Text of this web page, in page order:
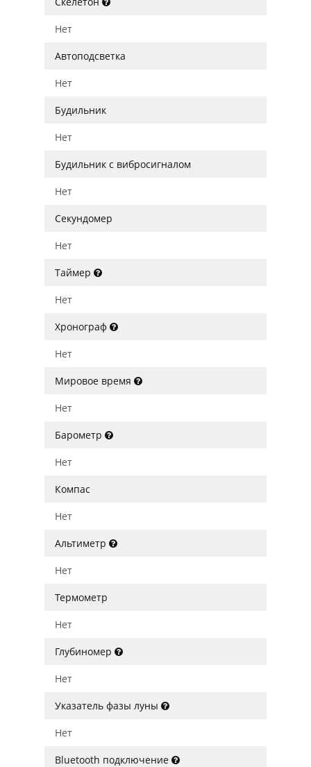
Нет
Автоподсветка
Нет
Будильник
Нет
Будильник с вибросигналом
Нет
Секундомер
Нет
Таймер
Нет
Хронограф
Нет
Мировое время
Нет
Барометр
Нет
Компас
Нет
Альтиметр
Нет
Термометр
Нет
Глубиномер
Нет
Указатель фазы луны
Нет
Bluetooth подключение